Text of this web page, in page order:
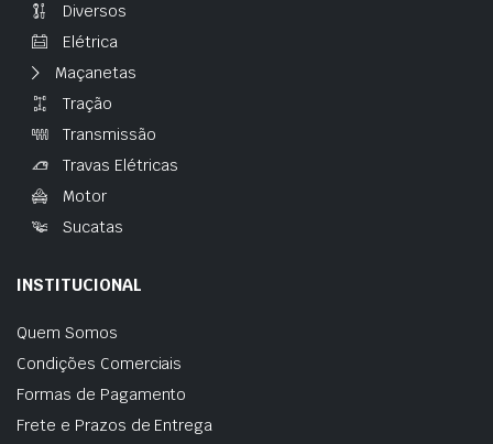
Diversos
Elétrica
Maçanetas
Tração
Transmissão
Travas Elétricas
Motor
Sucatas
INSTITUCIONAL
Quem Somos
Condições Comerciais
Formas de Pagamento
Frete e Prazos de Entrega